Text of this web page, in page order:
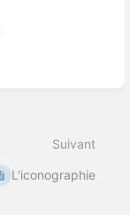
Suivant
L'iconographie